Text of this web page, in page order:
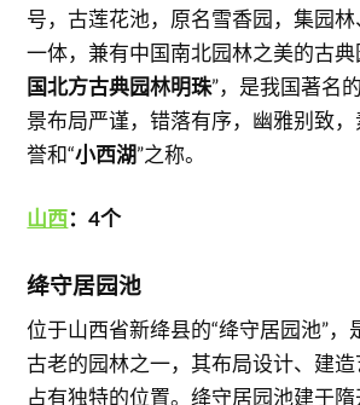
号，古莲花池，原名雪香园，集园林
一体，兼有中国南北园林之美的古典
国北方古典园林明珠”，是我国著名
景布局严谨，错落有序，幽雅别致，
誉和“小西湖”之称。
山西：4个
绛守居园池
位于山西省新绛县的“绛守居园池”，
古老的园林之一，其布局设计、建
占有独特的位置。绛守居园池建于